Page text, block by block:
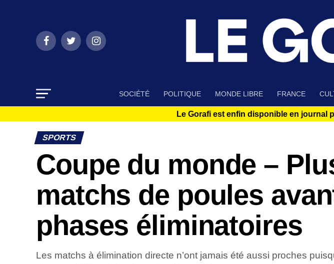
SOCIÉTÉ POLITIQUE MONDE LIBRE FRANCE
Le Gorafi est enfin disponible en journal
SPORTS
Coupe du monde –
matchs de poules
phases éliminatoires
Les matchs à élimination directe n’ont jamais été aussi proches